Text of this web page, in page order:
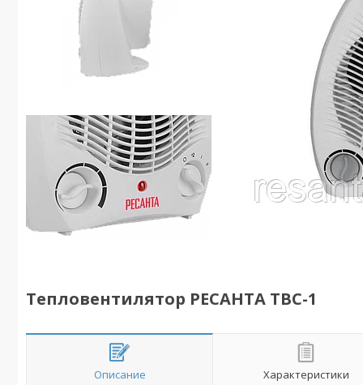
Тепловентилятор РЕСАНТА ТВС-1
Описание Характеристики